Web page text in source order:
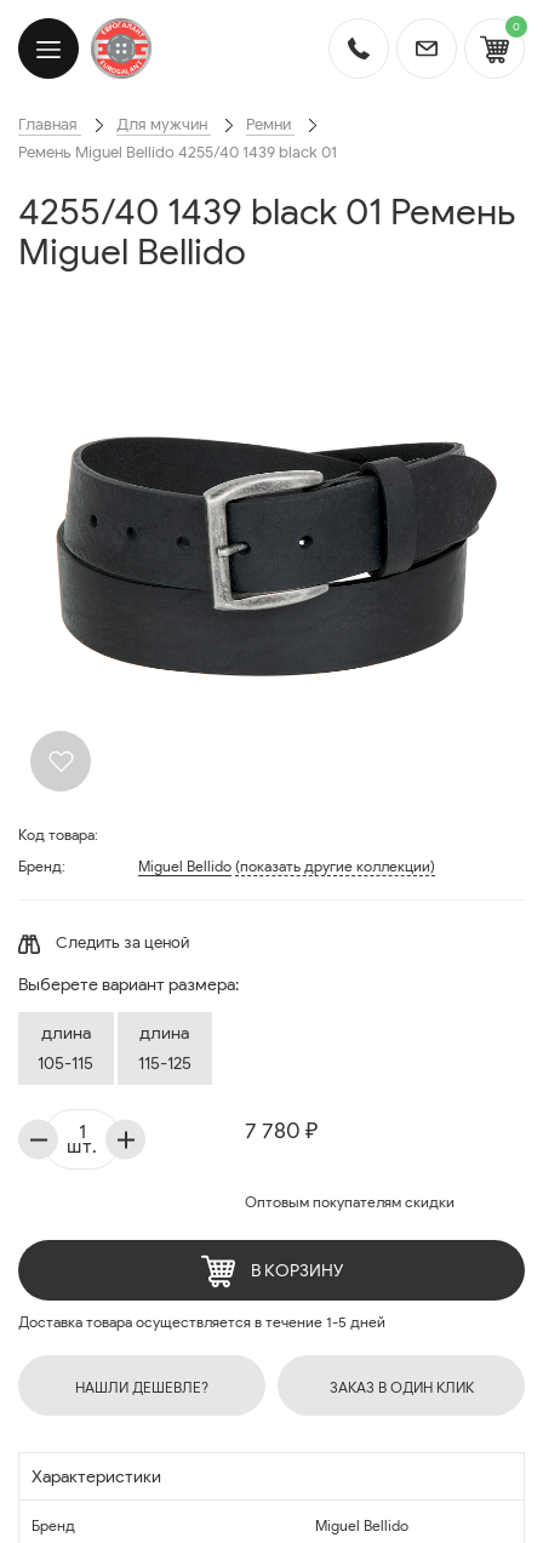
0
Главная Для мужчин
Ремни
Ремень Miguel Bellido 4255/40 1439 black 01
4255/40 1439 black 01 Ремень
Miguel Bellido
Код товара:
Бренд:
Miguel Bellido (показать другие коллекции)
Следить за ценой
Выберете вариант размера:
длина
105-115
длина
115-125
7 780 ₽
Оптовым покупателям скидки
шт.
В КОРЗИНУ
Доставка товара осуществляется в течение 1-5 дней
НАШЛИ ДЕШЕВЛЕ? ЗАКАЗ В ОДИН КЛИК
Характеристики
Бренд Miguel Bellido